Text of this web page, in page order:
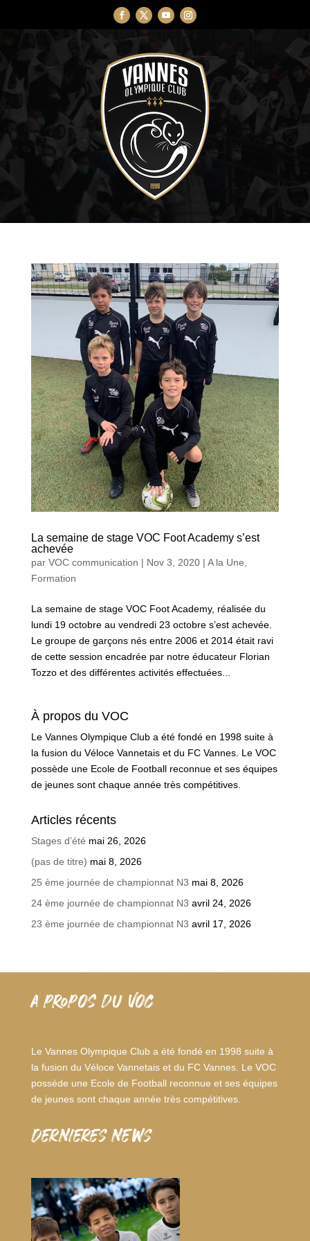
La semaine de stage VOC Foot Academy s’est
achevée
par VOC communication | Nov 3, 2020| A la Une
Formation
La semaine de stage VOC Foot Academy, réalisée du
lundi 19 octobre au vendredi 23 octobre s’est achevée.
Le groupe de garçons nés entre 2006 et 2014 était ravi
de cette session encadrée par notre éducateur Florian
Tozzo et des différentes activités effectuées...
À propos du VOC
Le Vannes Olympique Club a été fondé en 1998 suite à
la fusion du Véloce Vannetais et du FC Vannes. Le VOC
possède une Ecole de Football reconnue et ses équipes
de jeunes sont chaque année très compétitives.
Articles récents
Stages d’été mai 26, 2026
(pas de titre) mai 8, 2026
25 ème journée de championnat N3 mai 8, 2026
24 ème journée de championnat N3 avril 24, 2026
23 ème journée de championnat N3 avril 17, 2026
A PROPOS DU VOC
Le Vannes Olympique Club a été fondé en 1998 suite à
la fusion du Véloce Vannetais et du FC Vannes. Le VOC
possède une Ecole de Football reconnue et ses équipes
de jeunes sont chaque année très compétitives.
dernieres news